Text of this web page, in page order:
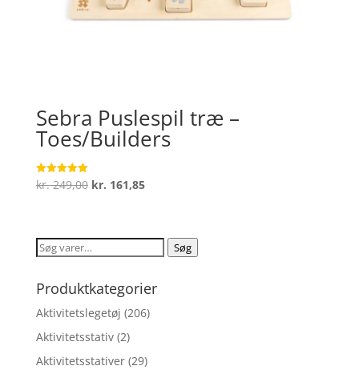
Sebra Puslespil træ –
Toes/Builders
Vurderet
5
kr.249,00 Den
var:
kr. 249,00.
kr. 161,85Den
er:
kr. 161,85.
Søg
Søg
Produktkategorier
Aktivitetslegetøj (206)
Aktivitetsstativ (2)
Aktivitetsstativer (29)